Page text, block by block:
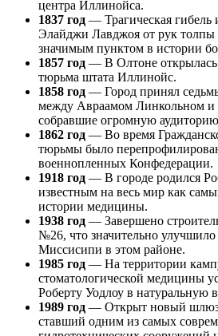
центра Иллинойса.
1837 год — Трагическая гибель
Элайджи Лавджоя от рук толпы
значимым пунктом в истории
1857 год — В Олтоне открылась
тюрьма штата Иллинойс.
1858 год — Город принял
между Авраамом Линкольном и
собравшие огромную
1862 год — Во время
тюрьмы было
военнопленных Конфедерации.
1918 год — В городе родился
известным на весь мир как
истории медицины.
1938 год — Завершено
№26, что значительно улучшило
Миссисипи в этом районе.
1985 год — На территории
стоматологической медицины
Роберту Уодлоу в натуральную
1989 год — Открыт новый
ставший одним из самых